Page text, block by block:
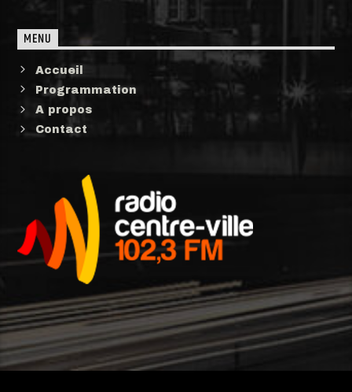
MENU
Accueil
Programmation
A propos
Contact